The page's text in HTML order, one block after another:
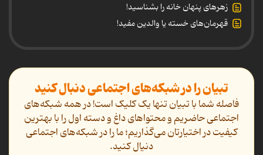
زهرهای پنهان خانه را بشناسید!
قهرمان‌های خسته یا والدین مفید!
تبیان را در شبکه‌های اجتماعی دنبال کنید
فاصله شما با تبیان تنها یک کلیک است! در همه شبکه‌های
اجتماعی حاضریم و محتواهای داغ و دسته اول را با بهترین
کیفیت در اختیارتان می‌گذاریم؛ ما را در شبکه‌های اجتماعی
دنیال کنید.